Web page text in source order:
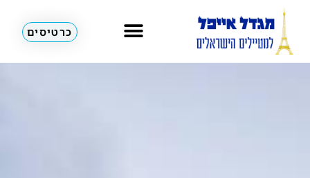
כרטיסים